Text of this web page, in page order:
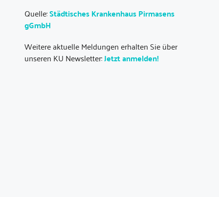
Quelle:Städtisches Krankenhaus Pirmasens
gGmbH
Weitere aktuelle Meldungen erhalten Sie über
unseren KU Newsletter:Jetzt anmelden!